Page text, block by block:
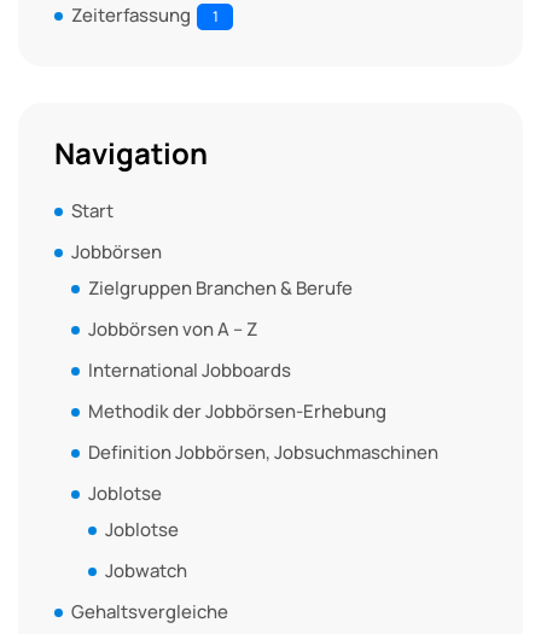
Zeiterfassung 1
Navigation
Start
Jobbörsen
Zielgruppen Branchen & Berufe
Jobbörsen von A – Z
International Jobboards
Methodik der Jobbörsen-Erhebung
Definition Jobbörsen, Jobsuchmaschinen
Joblotse
Joblotse
Jobwatch
Gehaltsvergleiche